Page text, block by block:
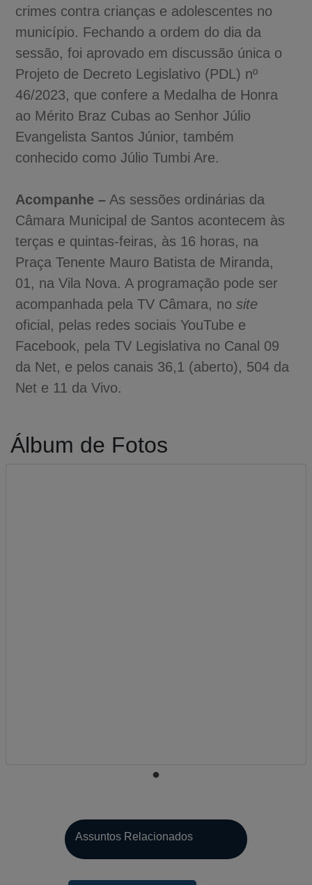
crimes contra crianças e adolescentes no
município. Fechando a ordem do dia da
sessão, foi aprovado em discussão única o
Projeto de Decreto Legislativo (PDL) nº
46/2023, que confere a Medalha de Honra
ao Mérito Braz Cubas ao Senhor Júlio
Evangelista Santos Júnior, também
conhecido como Júlio Tumbi Are.
Acompanhe – As sessões ordinárias da
Câmara Municipal de Santos acontecem às
terças e quintas-feiras, às 16 horas, na
Praça Tenente Mauro Batista de Miranda,
01, na Vila Nova. A programação pode ser
acompanhada pela TV Câmara, nosite
oficial, pelas redes sociais YouTube e
Facebook, pela TV Legislativa no Canal 09
da Net, e pelos canais 36,1 (aberto), 504 da
Net e 11 da Vivo.
Álbum de Fotos
Assuntos Relacionados